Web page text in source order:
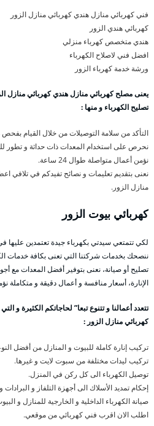
فني كهربائي منازل هندي كهربائي منازل الزور
كهربائي هندي الزور
هندي متخصص كهرباء منزلي
افضل فني لاصلاح الكهرباء
ورشة خدمة كهرباء الزور
يعنى مصلح كهربائي منازل هندي كهربائي منازل
تصليح الكهرباء و منها :
التأكد من سلامة التوصيلات من خلال القيام
نحرص على استخدام المعدات ذات حداثة و تطور
نؤمن أعمال متواصلة طوال 24 ساعة.
نعنى بتقديم تعليمات و نصائح تفيدكم في تلافي
منازل الزور.
كهربائي بيوت الزور
لكي تتمتعي سيدتي بكهرباء جيدة تعتمدين عليها في
ننصحك بخدمات شركتنا التي تعنى بكافة خدمات
تصليح أو صيانة، نعنى بتوفير أفضل المعدات مع
الإنارة، أسعار منافسة و أعمال دقيقة و متكاملة
تتعدد أعمالنا و تتنوع تبعا” لحاجاتكم الكثيرة و
كهربائي منازل الزور :
تركيب إنارة كاملة للبيوت و المنازل من أفضل
تركيب ليدات مختلفة من سبوت لايت و غيرها.
توصيل الكهرباء الى كل ركن في المنزل.
إحكام تمديد الأسلاك الى أجهزة التلفاز و
صيانة الكهرباء الداخلية و الخارجية للمنازل و
اطلب الان اقرب فني كهربائي من موقعي.